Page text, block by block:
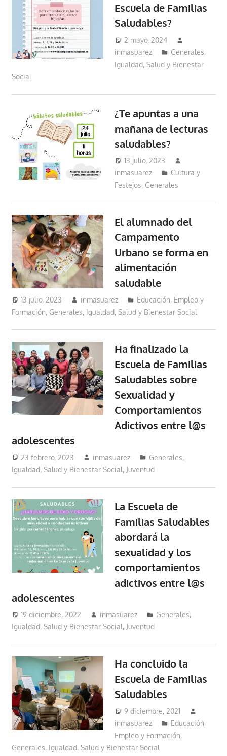
Escuela de Familias
Saludables?
2 mayo, 2024
inmasuarez
Generales,
Igualdad, Salud y Bienestar
Social
¿Te apuntas a una
mañana de lecturas
saludables?
13 julio, 2023
inmasuarez
Cultura y
Festejos, Generales
El alumnado del
Campamento
Urbano se forma en
alimentación
saludable
13 julio, 2023 inmasuarez
Educación, Empleo y
Formación, Generales, Igualdad, Salud y Bienestar Social
Ha finalizado la
Escuela de Familias
Saludables sobre
Sexualidad y
Comportamientos
Adictivos entre l@s
adolescentes
23 febrero, 2023 inmasuarez Generales,
Igualdad, Salud y Bienestar Social, Juventud
La Escuela de
Familias Saludables
abordará la
sexualidad y los
comportamientos
adictivos entre l@s
adolescentes
19 diciembre, 2022 inmasuarez Generales,
Igualdad, Salud y Bienestar Social, Juventud
Ha concluido la
Escuela de Familias
Saludables
9 diciembre, 2021
inmasuarez
Educación,
Empleo y Formación,
Generales, Igualdad, Salud y Bienestar Social